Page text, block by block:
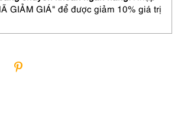
GIẢM GIÁ" để được giảm 10% giá trị